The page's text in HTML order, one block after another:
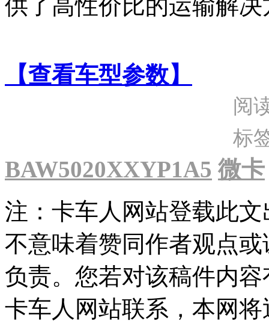
供了高性价比的运输解决
【查看车型参数】
阅
标
BAW5020XXYP1A5 微卡
注：卡车人网站登载此
不意味着赞同作者观点
负责。您若对该稿件内
卡车人网站联系，本网